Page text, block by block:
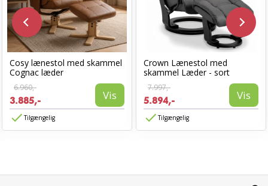
Cosy lænestol med skammel
Cognac læder
6.960,-
3.885,- Vis
Tilgængelig
Crown Lænestol med
skammel Læder - sort
7.997,-
5.894,- Vis
Tilgængelig